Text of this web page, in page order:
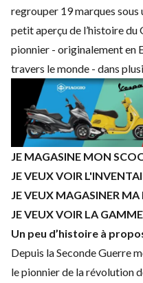
regrouper 19 marques sous
petit aperçu de l’histoire du
pionnier - originalement en
travers le monde - dans
JE MAGASINE MON
JE VEUX VOIR
JE VEUX MAGASINER
JE VEUX VOIR LA
Un peu d’histoire à
Depuis la Seconde Guerre
le pionnier de la révolution